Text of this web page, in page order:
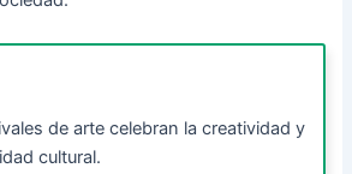
de arte celebran la creatividad y
cultural.